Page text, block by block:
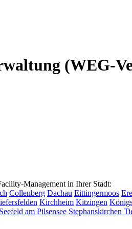
(WEG-
Management in Ihrer Stadt:
Collenberg Dachau Eittingermoos
Kirchheim Kitzingen
Seefeld am Pilsensee Stephanskirchen